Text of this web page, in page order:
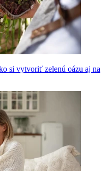
si vytvoriť zelenú oázu aj na